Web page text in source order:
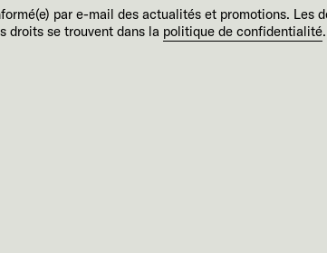
par e-mail des actualités et promotions. Les
droits se trouvent dans la politique de confidentialité